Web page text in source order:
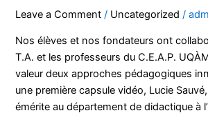
Leave a Comment / Uncategorized /
Nos élèves et nos fondateurs ont
T.A. et les professeurs du C.E.A.P.
valeur deux approches pédagogiques
une première capsule vidéo, Lucie
émérite au département de didactique à